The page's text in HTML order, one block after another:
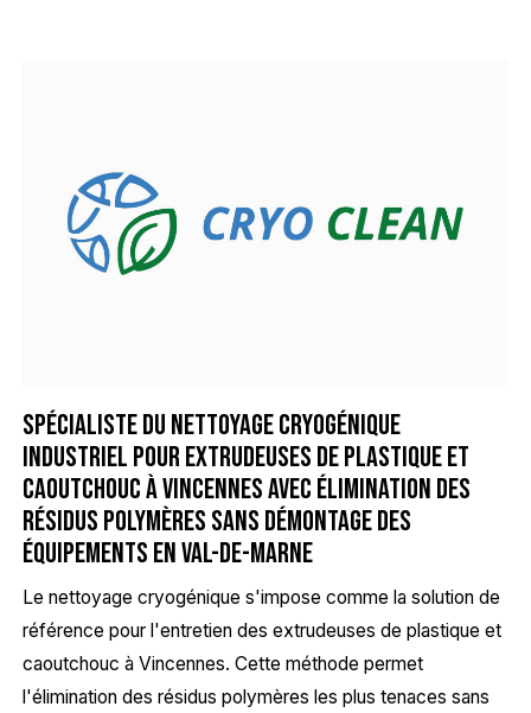
Spécialiste du nettoyage cryogénique
industriel pour extrudeuses de plastique et
caoutchouc à Vincennes avec élimination des
résidus polymères sans démontage des
équipements en Val-de-Marne
Le nettoyage cryogénique s'impose comme la solution de
référence pour l'entretien des extrudeuses de plastique et
caoutchouc à Vincennes. Cette méthode permet
l'élimination des résidus polymères les plus tenaces sans